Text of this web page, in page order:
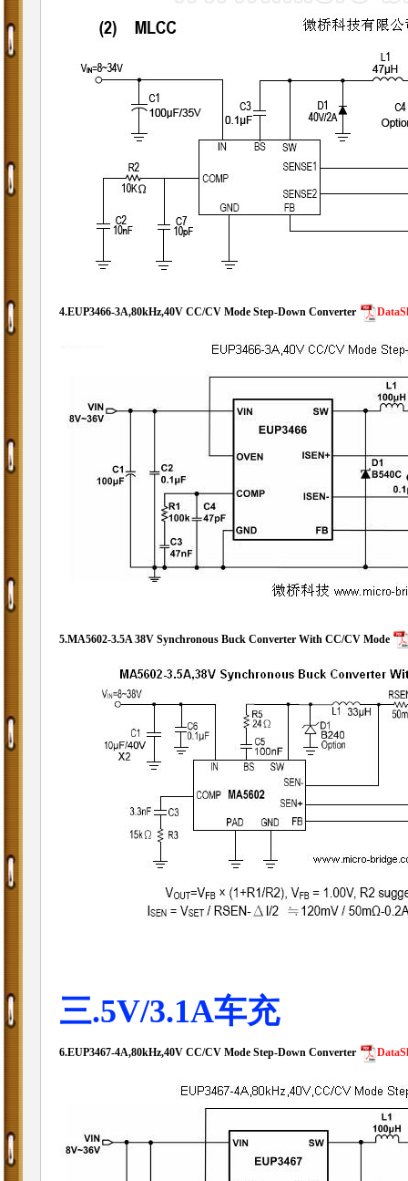
4.EUP3466-3A,80kHz,40V CC/CV Mode Step-Down Converter
5.MA5602-3.5A 38V Synchronous Buck Converter With CC/CV Mode
三.5V/3.1A车充
6.EUP3467-4A,80kHz,40V CC/CV Mode Step-Down Converter